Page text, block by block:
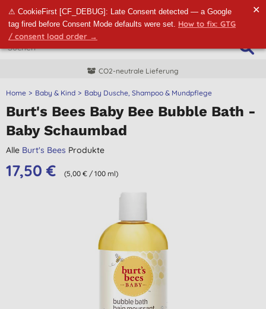
⚠ CookieFirst [CF_DEBUG]: Late Consent detected — a Google
tag fired before Consent Mode defaults were set. How to fix: GTG
/ consent load order →
✕
CO2-neutrale Lieferung
Home Baby & Kind Baby Dusche, Shampoo & Mundpflege
Burt's Bees Baby Bee Bubble Bath -
Baby Schaumbad
Alle Burt's Bees Produkte
17,50 € (5,00 € / 100 ml)